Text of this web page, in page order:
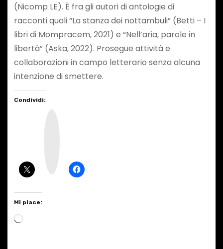
(Nicomp LE). È fra gli autori di antologie di
racconti quali “La stanza dei nottambuli” (Betti – I
libri di Mompracem, 2021) e “Nell’aria, parole in
libertà” (Aska, 2022). Prosegue attività e
collaborazioni in campo letterario senza alcuna
intenzione di smettere.
Condividi:
Mi piace:
C